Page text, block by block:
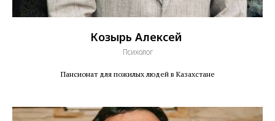
Козырь Алексей
Психолог
Пансионат для пожилых людей в Казахстане